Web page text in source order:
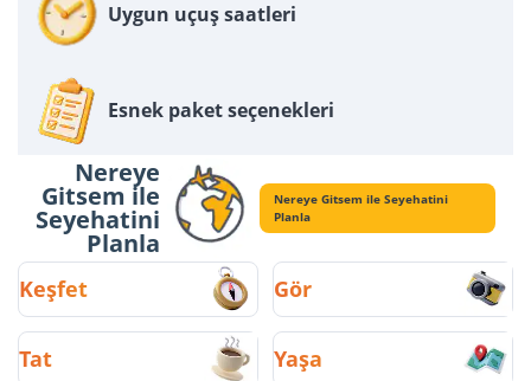
Uygun uçuş saatleri
Esnek paket seçenekleri
Nereye
Gitsem ile
Seyehatini
Planla
Nereye Gitsem ile Seyehatini
Planla
Keşfet Gör
Tat Yaşa